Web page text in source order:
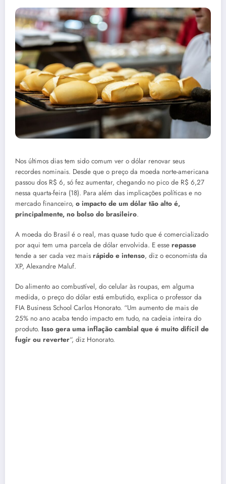
Nos últimos dias tem sido comum ver o dólar renovar seus
recordes nominais. Desde que o preço da moeda norte-americana
passou dos R$ 6, só fez aumentar, chegando no pico de R$ 6,27
nessa quarta-feira (18). Para além das implicações políticas e no
mercado financeiro, o impacto de um dólar tão alto é,
principalmente, no bolso do brasileiro.
A moeda do Brasil é o real, mas quase tudo que é comercializado
por aqui tem uma parcela de dólar envolvida. E esse repasse
tende a ser cada vez mais rápido e intenso, diz o economista da
XP, Alexandre Maluf.
Do alimento ao combustível, do celular às roupas, em alguma
medida, o preço do dólar está embutido, explica o professor da
FIA Business School Carlos Honorato. “Um aumento de mais de
25% no ano acaba tendo impacto em tudo, na cadeia inteira do
produto. Isso gera uma inflação cambial que é muito difícil de
fugir ou reverter“, diz Honorato.